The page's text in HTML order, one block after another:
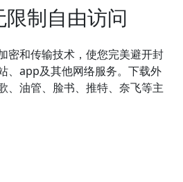
制自由访问
密和传输技术，使您完美避开封
、app及其他网络服务。下载外
、油管、脸书、推特、奈飞等主